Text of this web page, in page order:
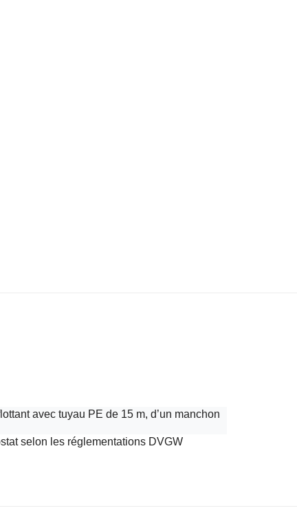
avec tuyau PE de 15 m, d’un manchon
selon les réglementations DVGW